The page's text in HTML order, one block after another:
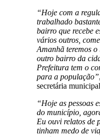
“Hoje com a
trabalhado
bairro que recebe
vários outros,
Amanhã teremos
outro bairro da
Prefeitura tem o
para a população”
secretária
“Hoje as pessoas
do município,
Eu ouvi relatos de
tinham medo de